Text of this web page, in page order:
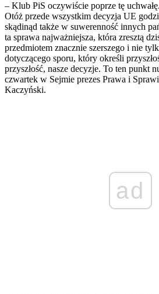
– Klub PiS oczywiście poprze tę
Otóż przede wszystkim decyzja UE
skądinąd także w suwerenność innych
ta sprawa najważniejsza, która zresztą
przedmiotem znacznie szerszego i nie
dotyczącego sporu, który określi
przyszłość, nasze decyzje. To ten punkt
czwartek w Sejmie prezes Prawa i
Kaczyński.
ad